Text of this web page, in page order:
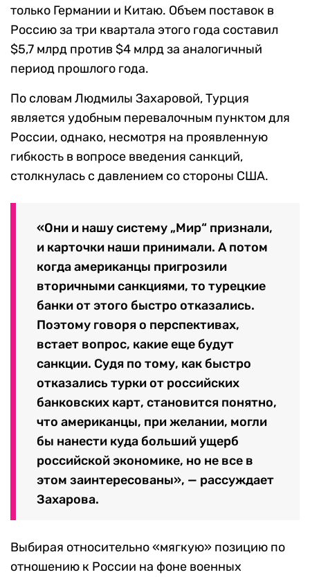
только Германии и Китаю. Объем поставок в
Россию за три квартала этого года составил
$5,7 млрд против $4 млрд за аналогичный
период прошлого года.
По словам Людмилы Захаровой, Турция
является удобным перевалочным пунктом для
России, однако, несмотря на проявленную
гибкость в вопросе введения санкций,
столкнулась с давлением со стороны США.
«Они и нашу систему „Мир“ признали,
и карточки наши принимали. А потом
когда американцы пригрозили
вторичными санкциями, то турецкие
банки от этого быстро отказались.
Поэтому говоря о перспективах,
встает вопрос, какие еще будут
санкции. Судя по тому, как быстро
отказались турки от российских
банковских карт, становится понятно,
что американцы, при желании, могли
бы нанести куда больший ущерб
российской экономике, но не все в
этом заинтересованы», — рассуждает
Захарова.
Выбирая относительно «мягкую» позицию по
отношению к России на фоне военных